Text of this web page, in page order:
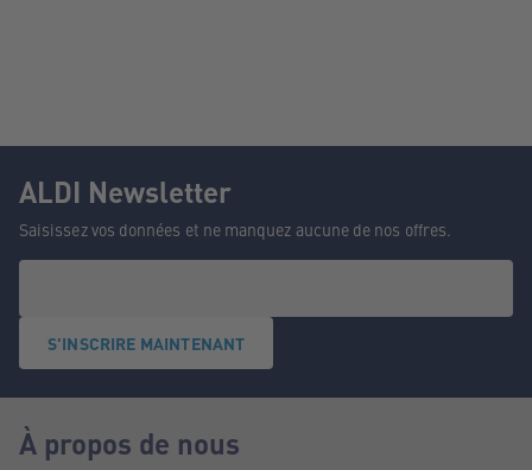
ALDI Newsletter
Saisissez vos données et ne manquez aucune de nos offres.
S'INSCRIRE MAINTENANT
À propos de nous